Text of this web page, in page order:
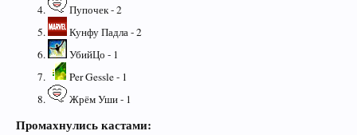
Пупочек - 2
Кунфу Падла - 2
УбийЦо - 1
Per Gessle - 1
Жрём Уши - 1
Промахнулись кастами: